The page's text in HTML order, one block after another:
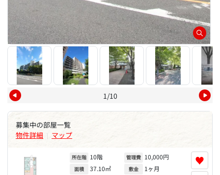
1/10
募集中の部屋一覧
物件詳細 | マップ
所在階 10階
面積 37.10㎡
管理費 10,000円
敷金 1ヶ月
♥